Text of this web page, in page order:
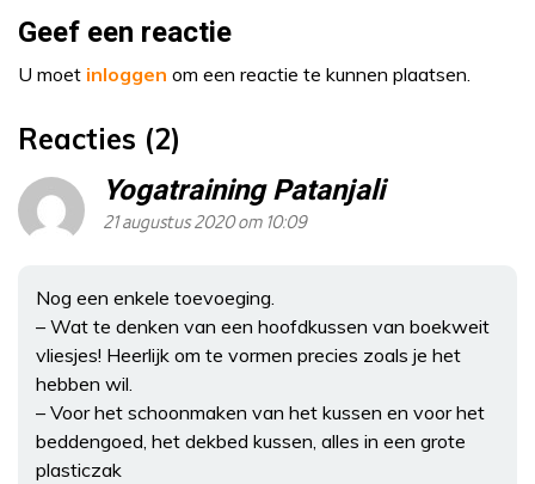
Geef een reactie
U moet inloggen om een reactie te kunnen plaatsen.
Reacties (2)
Yogatraining Patanjali
21 augustus 2020 om 10:09
Nog een enkele toevoeging.
– Wat te denken van een hoofdkussen van boekweit
vliesjes! Heerlijk om te vormen precies zoals je het
hebben wil.
– Voor het schoonmaken van het kussen en voor het
beddengoed, het dekbed kussen, alles in een grote
plasticzak